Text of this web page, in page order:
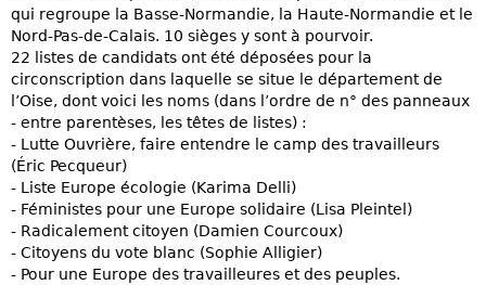
qui regroupe la Basse-Normandie, la Haute-Normandie et le
Nord-Pas-de-Calais. 10 sièges y sont à pourvoir.
22 listes de candidats ont été déposées pour la
circonscription dans laquelle se situe le département de
l’Oise, dont voici les noms (dans l’ordre de n° des panneaux
- entre parentèses, les têtes de listes) :
- Lutte Ouvrière, faire entendre le camp des travailleurs
(Éric Pecqueur)
- Liste Europe écologie (Karima Delli)
- Féministes pour une Europe solidaire (Lisa Pleintel)
- Radicalement citoyen (Damien Courcoux)
- Citoyens du vote blanc (Sophie Alligier)
- Pour une Europe des travailleures et des peuples.